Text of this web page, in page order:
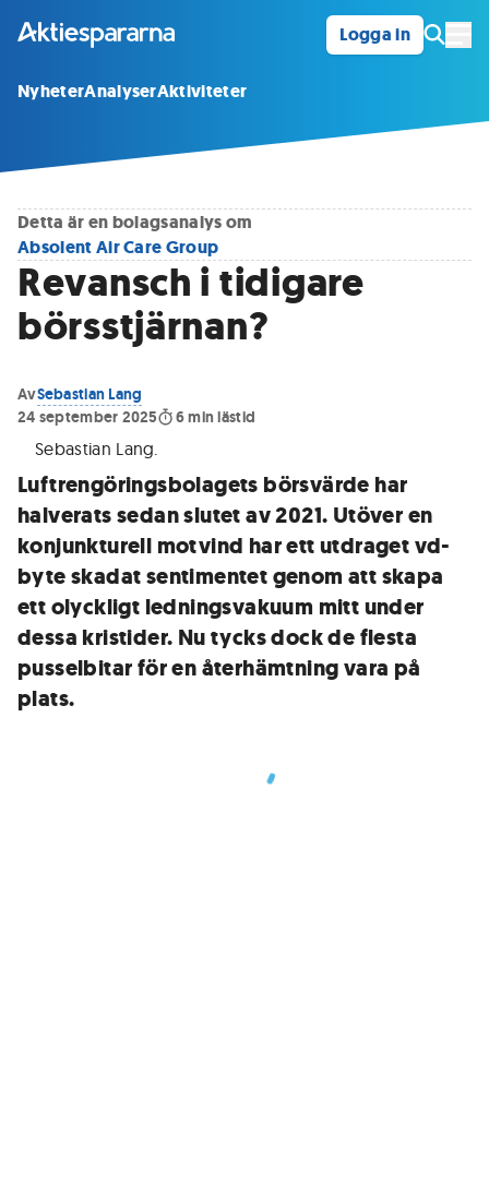
Logga in
NyheterAnalyserAktiviteter
Detta är en bolagsanalys om
Absolent Air Care Group
Revansch i tidigare
börsstjärnan?
AvSebastian Lang
24 september 2025
6min lästid
Sebastian Lang.
Luftrengöringsbolagets börsvärde har
halverats sedan slutet av 2021. Utöver en
konjunkturell motvind har ett utdraget vd-
byte skadat sentimentet genom att skapa
ett olyckligt ledningsvakuum mitt under
dessa kristider. Nu tycks dock de flesta
pusselbitar för en återhämtning vara på
plats.